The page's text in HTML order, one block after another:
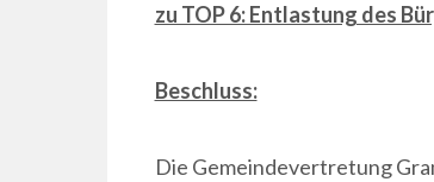
zu TOP 6: Entlastung des
Beschluss:
Die Gemeindevertretung